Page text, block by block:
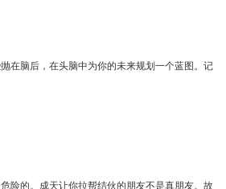
在脑后，在头脑中为你的未来规划一个蓝图。记
险的。成天让你拉帮结伙的朋友不是真朋友。故